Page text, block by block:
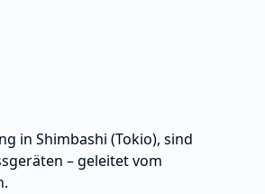
in Shimbashi (Tokio), sind
– geleitet vom